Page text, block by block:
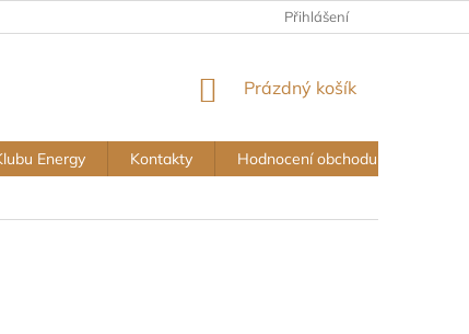
Přihlášení
NÁKUPNÍ
Prázdný košík
Energy Kontakty Hodnocení obchodu